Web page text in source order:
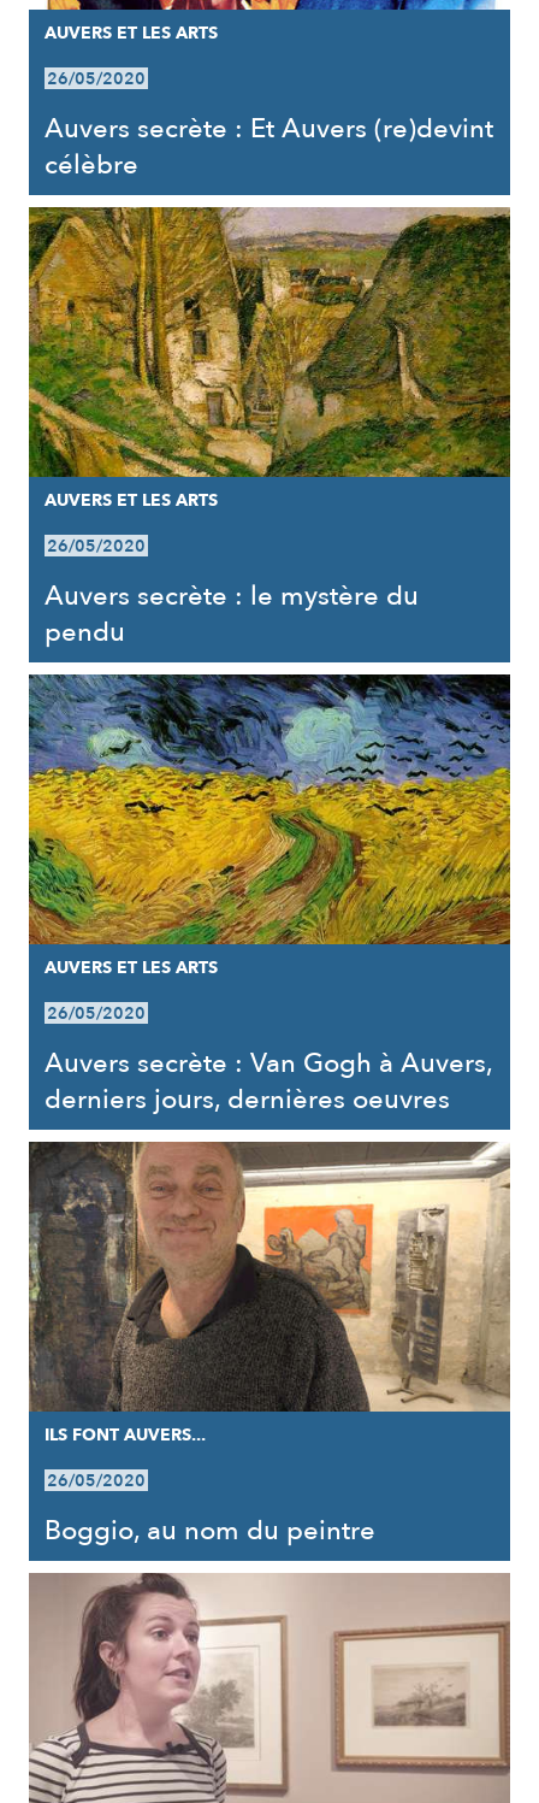
AUVERS ET LES ARTS
26/05/2020
Auvers secrète : Et Auvers (re)devint
célèbre
AUVERS ET LES ARTS
26/05/2020
Auvers secrète : le mystère du
pendu
AUVERS ET LES ARTS
26/05/2020
Auvers secrète : Van Gogh à Auvers,
derniers jours, dernières oeuvres
ILS FONT AUVERS...
26/05/2020
Boggio, au nom du peintre